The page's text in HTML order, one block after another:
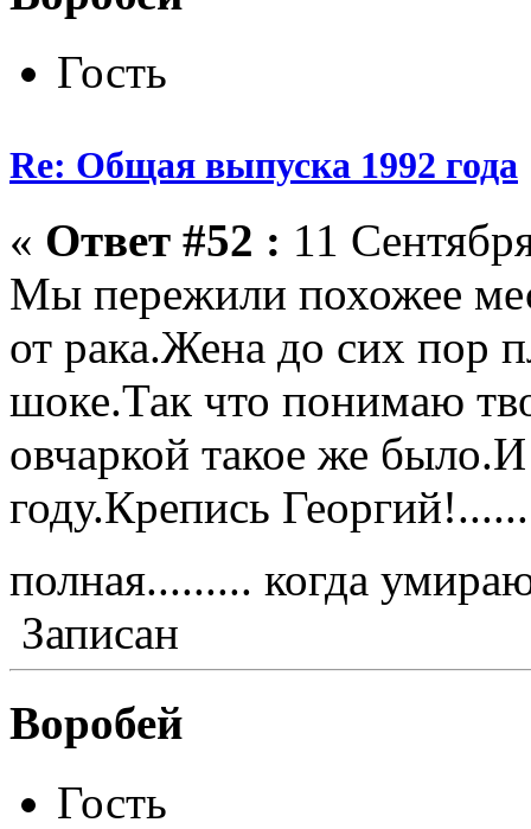
Гость
Re: Общая выпуска 1992 года
« Ответ #52 : 11
Мы пережили похожее
от рака.Жена до сих пор
шоке.Так что понимаю
овчаркой такое же
году.Крепись
полная......... когда
Записан
Воробей
Гость